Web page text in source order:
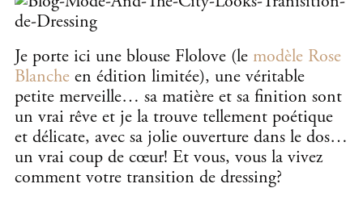
Je porte ici une blouse Flolove (le modèle Rose
Blanche en édition limitée), une véritable
petite merveille… sa matière et sa finition sont
un vrai rêve et je la trouve tellement poétique
et délicate, avec sa jolie ouverture dans le dos…
un vrai coup de cœur! Et vous, vous la vivez
comment votre transition de dressing?